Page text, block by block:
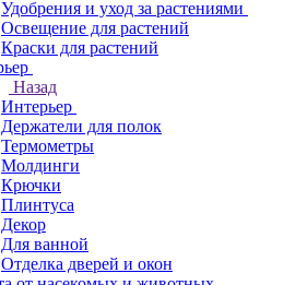
Удобрения и уход за растениями
Освещение для растений
Краски для растений
Назад
Интерьер
Держатели для полок
Термометры
Молдинги
Крючки
Плинтуса
Декор
Для ванной
Отделка дверей и окон